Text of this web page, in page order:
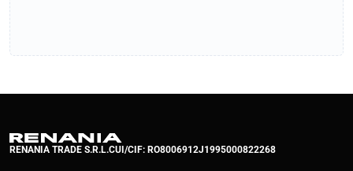
RENANIA TRADE S.R.L.CUI/CIF: RO8006912J1995000822268